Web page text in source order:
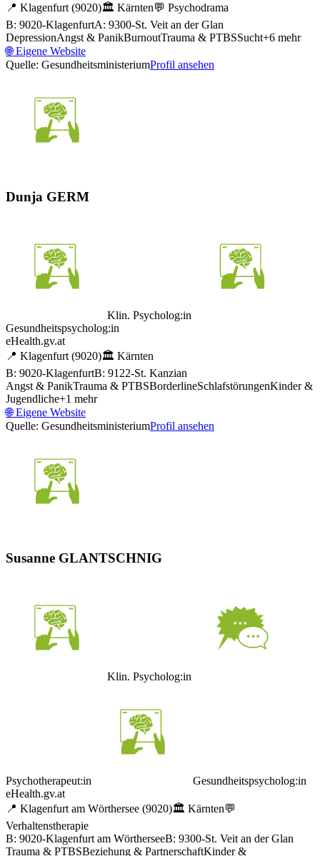
📍 Klagenfurt (9020)🏛️ Kärnten💬 Psychodrama
B: 9020-KlagenfurtA: 9300-St. Veit an der Glan
DepressionAngst & PanikBurnoutTrauma & PTBSSucht+6 mehr
🌐Eigene Website
Quelle: GesundheitsministeriumProfil ansehen
Dunja GERM
Klin. Psycholog:in
Gesundheitspsycholog:in
eHealth.gv.at
📍 Klagenfurt (9020)🏛️ Kärnten
B: 9020-KlagenfurtB: 9122-St. Kanzian
Angst & PanikTrauma & PTBSBorderlineSchlafstörungenKinder &
Jugendliche+1 mehr
🌐Eigene Website
Quelle: GesundheitsministeriumProfil ansehen
Susanne GLANTSCHNIG
Klin. Psycholog:in
Psychotherapeut:in
Gesundheitspsycholog:in
eHealth.gv.at
📍 Klagenfurt am Wörthersee (9020)🏛️ Kärnten💬
Verhaltenstherapie
B: 9020-Klagenfurt am WörtherseeB: 9300-St. Veit an der Glan
Trauma & PTBSBeziehung & PartnerschaftKinder &